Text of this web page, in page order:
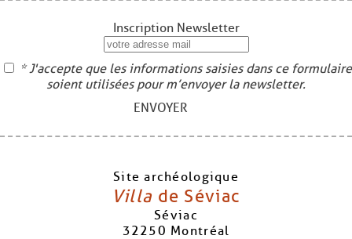
Inscription Newsletter
* J'accepte que les informations saisies dans ce formulaire
soient utilisées pour m’envoyer la newsletter.
ENVOYER
Site archéologique
Villa de Séviac
Séviac
32250 Montréal